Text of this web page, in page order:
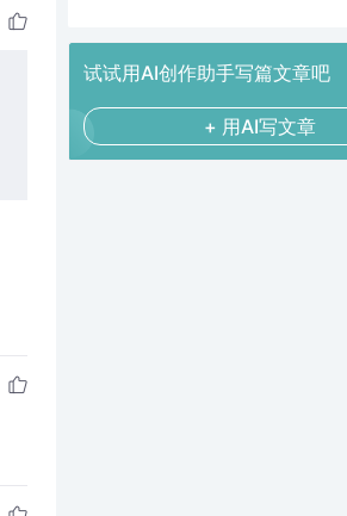
试试用AI创作助手写篇文章吧
+ 用AI写文章